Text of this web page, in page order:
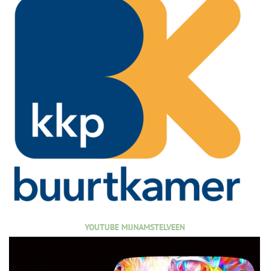
YOUTUBE MIJNAMSTELVEEN